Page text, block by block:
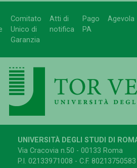
Comitato
Unico di
Garanzia
Atti di
notifica
Pago
PA
Agevola
UNIVERSITÀ DEGLI STUDI DI
Via Cracovia n.50 - 00133 Roma
P.I. 02133971008 - C.F. 80213750583